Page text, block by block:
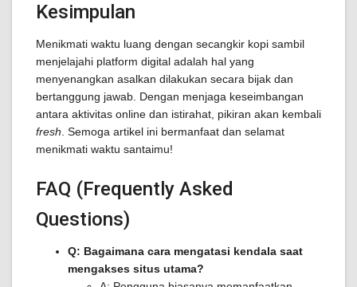
Kesimpulan
Menikmati waktu luang dengan secangkir kopi sambil
menjelajahi platform digital adalah hal yang
menyenangkan asalkan dilakukan secara bijak dan
bertanggung jawab. Dengan menjaga keseimbangan
antara aktivitas online dan istirahat, pikiran akan kembali
fresh . Semoga artikel ini bermanfaat dan selamat
menikmati waktu santaimu!
FAQ (Frequently Asked
Questions)
Q: Bagaimana cara mengatasi kendala saat
mengakses situs utama?